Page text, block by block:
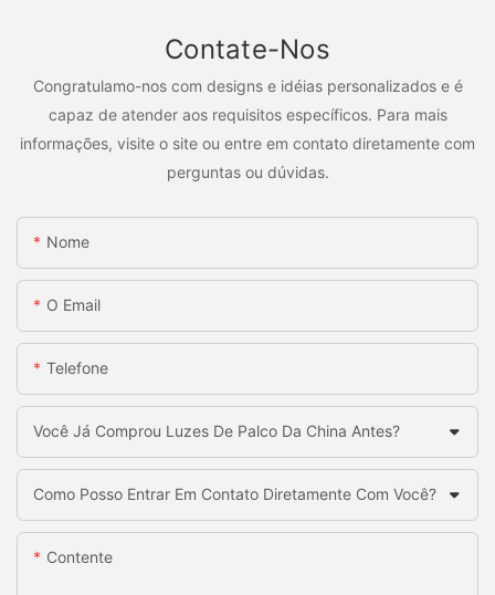
Contate-Nos
Congratulamo-nos com designs e idéias personalizados e é
capaz de atender aos requisitos específicos. Para mais
informações, visite o site ou entre em contato diretamente com
perguntas ou dúvidas.
Nome
O Email
Telefone
Você Já Comprou Luzes De Palco Da China Antes?
Como Posso Entrar Em Contato Diretamente Com Você?
Contente